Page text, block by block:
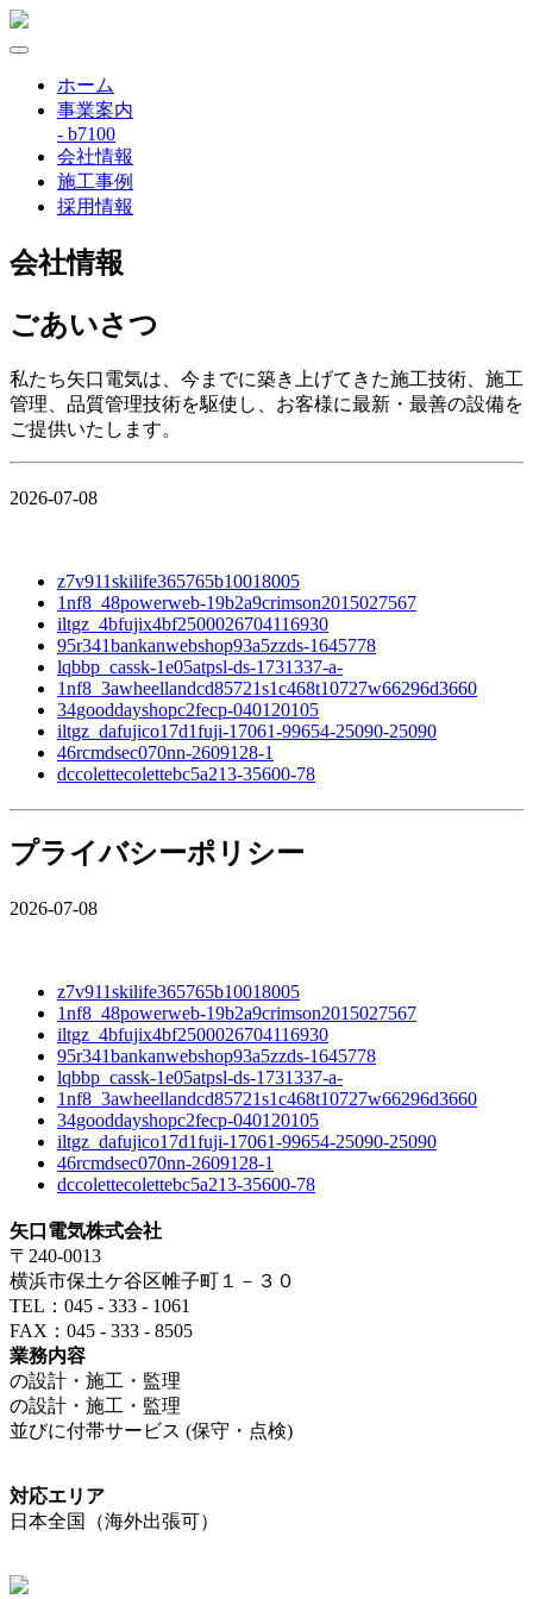
ホーム
事業案内
- b7100
会社情報
施工事例
採用情報
会社情報
ごあいさつ
私たち矢口電気は、今までに築き上げてきた施工技術、施工
管理、品質管理技術を駆使し、お客様に最新・最善の設備を
ご提供いたします。
2026-07-08
z7v911skilife365765b10018005
1nf8_48powerweb-19b2a9crimson2015027567
iltgz_4bfujix4bf2500026704116930
95r341bankanwebshop93a5zzds-1645778
lqbbp_cassk-1e05atpsl-ds-1731337-a-
1nf8_3awheellandcd85721s1c468t10727w66296d3660
34gooddayshopc2fecp-040120105
iltgz_dafujico17d1fuji-17061-99654-25090-25090
46rcmdsec070nn-2609128-1
dccolettecolettebc5a213-35600-78
プライバシーポリシー
2026-07-08
z7v911skilife365765b10018005
1nf8_48powerweb-19b2a9crimson2015027567
iltgz_4bfujix4bf2500026704116930
95r341bankanwebshop93a5zzds-1645778
lqbbp_cassk-1e05atpsl-ds-1731337-a-
1nf8_3awheellandcd85721s1c468t10727w66296d3660
34gooddayshopc2fecp-040120105
iltgz_dafujico17d1fuji-17061-99654-25090-25090
46rcmdsec070nn-2609128-1
dccolettecolettebc5a213-35600-78
矢口電気株式会社
〒240-0013
横浜市保土ケ谷区帷子町１－３０
TEL：045 - 333 - 1061
FAX：045 - 333 - 8505
業務内容
の設計・施工・監理
の設計・施工・監理
並びに付帯サービス (保守・点検)
対応エリア
日本全国（海外出張可）